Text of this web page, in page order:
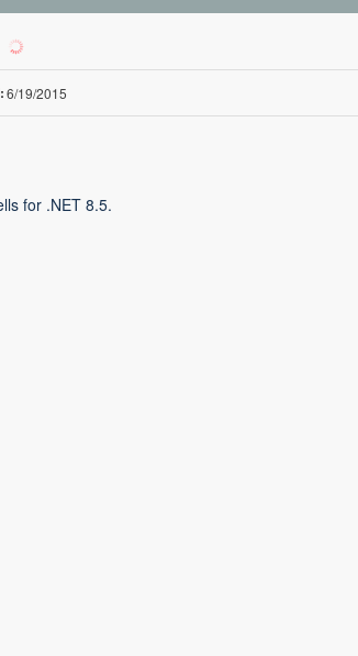
319
6/19/2015
for .NET 8.5.